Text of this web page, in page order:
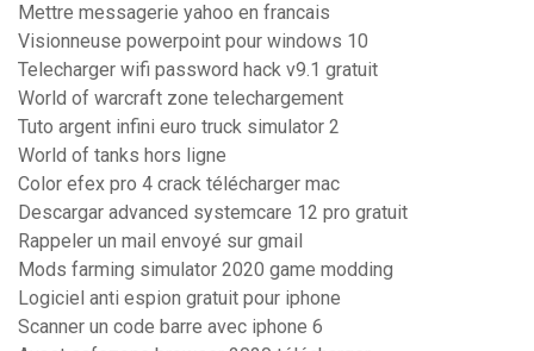
Mettre messagerie yahoo en francais
Visionneuse powerpoint pour windows 10
Telecharger wifi password hack v9.1 gratuit
World of warcraft zone telechargement
Tuto argent infini euro truck simulator 2
World of tanks hors ligne
Color efex pro 4 crack télécharger mac
Descargar advanced systemcare 12 pro gratuit
Rappeler un mail envoyé sur gmail
Mods farming simulator 2020 game modding
Logiciel anti espion gratuit pour iphone
Scanner un code barre avec iphone 6